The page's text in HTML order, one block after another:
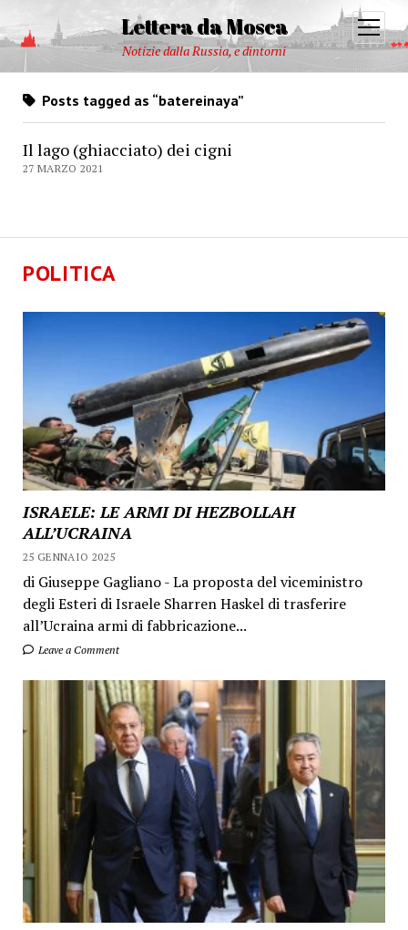
Lettera da Mosca
Notizie dalla Russia, e dintorni
open
menu
POLITICA
ISRAELE: LE ARMI DI HEZBOLLAH
ALL’UCRAINA
25 GENNAIO 2025
di Giuseppe Gagliano - La proposta del viceministro
degli Esteri di Israele Sharren Haskel di trasferire
all’Ucraina armi di fabbricazione...
Leave a Comment
Posts tagged as “batereinaya”
Il lago (ghiacciato) dei cigni
27 MARZO 2021